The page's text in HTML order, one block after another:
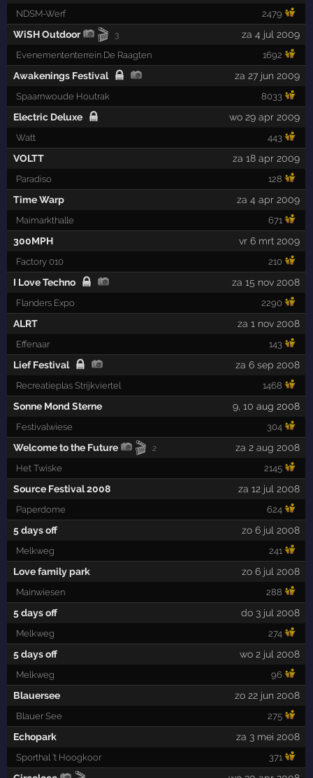
NDSM-Werf 2479
WiSH Outdoor 🎬 3 za 4 jul 2009
Evenemententerrein De Raagten 1692
Awakenings Festival za 27 jun 2009
Spaarnwoude Houtrak 8033
Electric Deluxe wo 29 apr 2009
Watt 443
VOLTT za 18 apr 2009
Paradiso 128
Time Warp za 4 apr 2009
Maimarkthalle 671
300MPH vr 6 mrt 2009
Factory 010 210
I Love Techno za 15 nov 2008
Flanders Expo 2290
ALRT za 1 nov 2008
Effenaar 143
Lief Festival za 6 sep 2008
Recreatieplas Strijkviertel 1468
Sonne Mond Sterne 9, 10 aug 2008
Festivalwiese 304
Welcome to the Future 🎬 2 za 2 aug 2008
Het Twiske 2145
Source Festival 2008 za 12 jul 2008
Paperdome 624
5 days off zo 6 jul 2008
Melkweg 241
Love family park zo 6 jul 2008
Mainwiesen 288
5 days off do 3 jul 2008
Melkweg 274
5 days off wo 2 jul 2008
Melkweg 96
Blauersee zo 22 jun 2008
Blauer See 275
Echopark za 3 mei 2008
Sporthal 't Hoogkoor 371